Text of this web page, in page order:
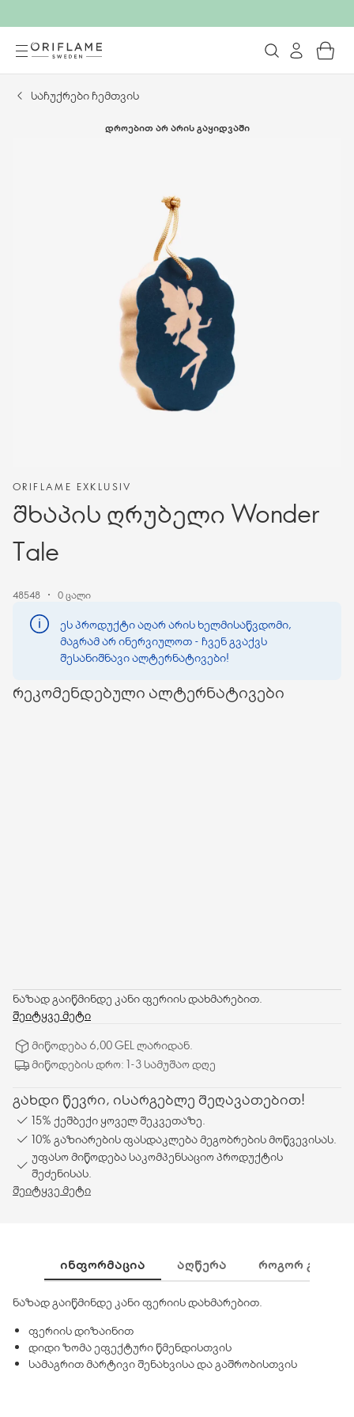
საჩუქრები ჩემთვის
ᲓᲠᲝᲔᲑᲘᲗ ᲐᲠ ᲐᲠᲘᲡ ᲒᲐᲧᲘᲓᲕᲐᲨᲘ
ORIFLAME EXKLUSIV
შხაპის ღრუბელი Wonder
Tale
48548 0 ცალი
ეს პროდუქტი აღარ არის ხელმისაწვდომი,
მაგრამ არ ინერვიულოთ - ჩვენ გვაქვს
შესანიშნავი ალტერნატივები!
რეკომენდებული ალტერნატივები
ნაზად გაიწმინდე კანი ფერიის დახმარებით.
შეიტყვე მეტი
მიწოდება 6,00 GEL ლარიდან.
მიწოდების დრო: 1-3 სამუშაო დღე
გახდი წევრი, ისარგებლე შეღავათებით!
15% ქეშბექი ყოველ შეკვეთაზე.
10% გაზიარების ფასდაკლება მეგობრების მოწვევისას.
უფასო მიწოდება საკომპენსაციო პროდუქტის
შეძენისას.
შეიტყვე მეტი
ᲘᲜᲤᲝᲠᲛᲐᲪᲘᲐ ᲐᲦᲬᲔᲠᲐ ᲠᲝᲒᲝᲠ
ნაზად გაიწმინდე კანი ფერიის დახმარებით.
ფერიის დიზაინით
დიდი ზომა ეფექტური წმენდისთვის
სამაგრით მარტივი შენახვისა და გაშრობისთვის